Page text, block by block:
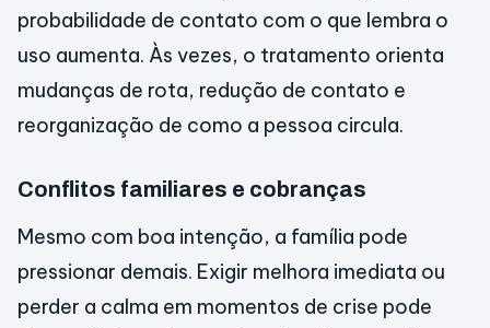
probabilidade de contato com o que lembra o
uso aumenta. Às vezes, o tratamento orienta
mudanças de rota, redução de contato e
reorganização de como a pessoa circula.
Conflitos familiares e cobranças
Mesmo com boa intenção, a família pode
pressionar demais. Exigir melhora imediata ou
perder a calma em momentos de crise pode